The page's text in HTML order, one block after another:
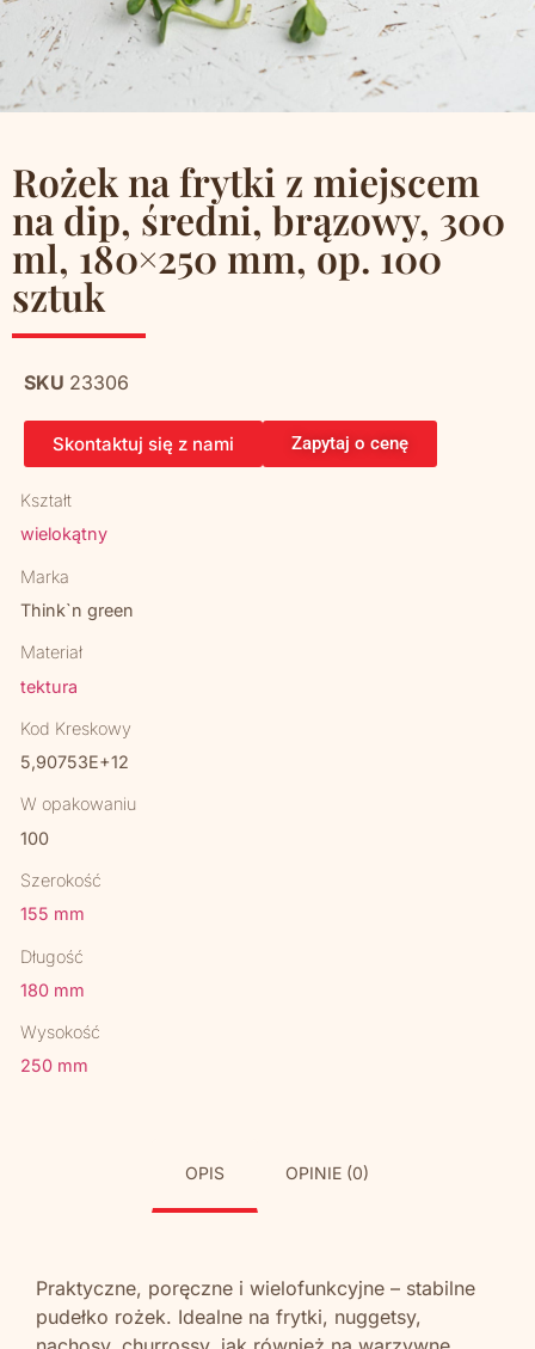
Rożek na frytki z miejscem
na dip, średni, brązowy, 300
ml, 180×250 mm, op. 100
sztuk
SKU 23306
Skontaktuj się z nami Zapytaj o cenę
Kształt
wielokątny
Marka
Think`n green
Materiał
tektura
Kod Kreskowy
5,90753E+12
W opakowaniu
100
Szerokość
155 mm
Długość
180 mm
Wysokość
250 mm
OPIS OPINIE (0)
Praktyczne, poręczne i wielofunkcyjne – stabilne
pudełko rożek. Idealne na frytki, nuggetsy,